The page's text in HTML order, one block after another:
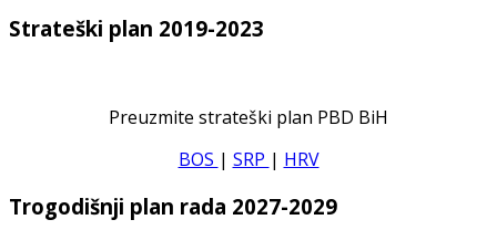
Strateški plan 2019-2023
Preuzmite strateški plan PBD BiH
BOS | SRP | HRV
Trogodišnji plan rada 2027-2029